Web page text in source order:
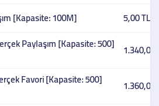
[Kapasite: 100M]
5,00 TL
Paylaşım [Kapasite: 500] 1.340,00
Favori [Kapasite: 500] 1.360,00